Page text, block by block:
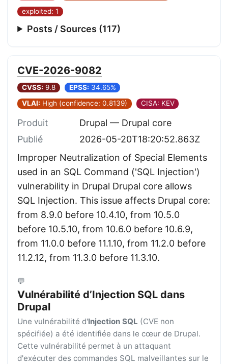
exploited: 1
Posts / Sources (117)
CVE-2026-9082
CVSS: 9.8 EPSS: 34.65%
VLAI: High (confidence: 0.8139) CISA: KEV
Produit
Drupal — Drupal core
Publié
2026-05-20T18:20:52.863Z
Improper Neutralization of Special Elements
used in an SQL Command ('SQL Injection')
vulnerability in Drupal Drupal core allows
SQL Injection. This issue affects Drupal core:
from 8.9.0 before 10.4.10, from 10.5.0
before 10.5.10, from 10.6.0 before 10.6.9,
from 11.0.0 before 11.1.10, from 11.2.0 before
11.2.12, from 11.3.0 before 11.3.10.
💬
Vulnérabilité d’Injection SQL dans
Drupal
Une vulnérabilité d'Injection SQL (CVE non
spécifiée) a été identifiée dans le cœur de Drupal.
Cette vulnérabilité permet à un attaquant
d'exécuter des commandes SQL malveillantes sur le